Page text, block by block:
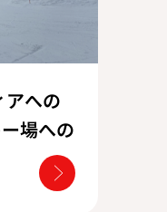
への
場への